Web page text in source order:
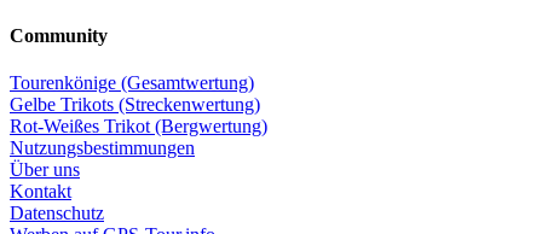
Community
Tourenkönige (Gesamtwertung)
Gelbe Trikots (Streckenwertung)
Rot-Weißes Trikot (Bergwertung)
Nutzungsbestimmungen
Über uns
Kontakt
Datenschutz